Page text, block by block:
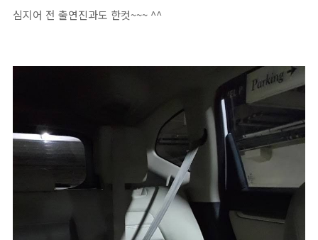
심지어 전 출연진과도 한컷~~~ ^^